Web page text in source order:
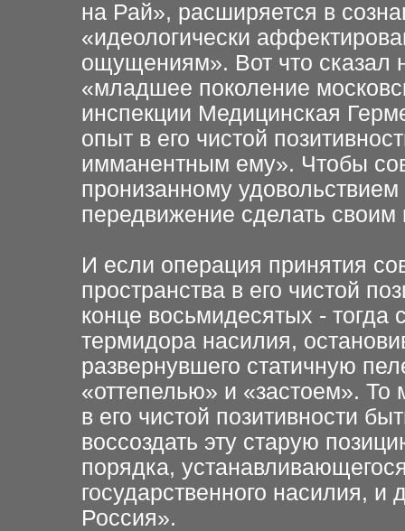
на Рай», расширяется в
«идеологически
ощущениям». Вот что сказал
«младшее поколение
инспекции Медицинская
опыт в его чистой
имманентным ему». Чтобы
пронизанному
передвижение сделать
И если операция принятия
пространства в его чистой
конце восьмидесятых - тогда
термидора насилия,
развернувшего статичную
«оттепелью» и «застоем». То
в его чистой позитивности
воссоздать эту старую
порядка,
государственного насилия, и
Россия».